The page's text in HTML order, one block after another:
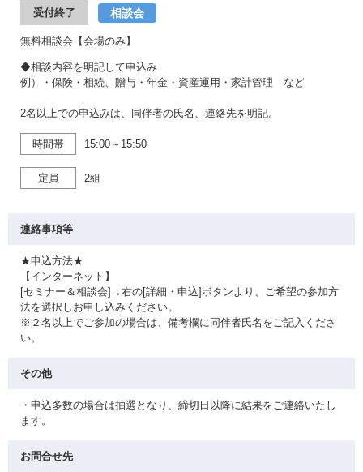
受付終了 相談会
無料相談会【会場のみ】
◆相談内容を明記して申込み
例）・保険・相続、贈与・年金・資産運用・家計管理 など
2名以上での申込みは、同伴者の氏名、連絡先を明記。
時間帯 15:00～15:50
定員 2組
連絡事項等
★申込方法★
【インターネット】
[セミナー＆相談会]→右の[詳細・申込]ボタンより、ご希望の参加方
法を選択しお申し込みください。
※２名以上でご参加の場合は、備考欄に同伴者氏名をご記入くださ
い。
その他
・申込多数の場合は抽選となり、締切日以降に結果をご連絡いたし
ます。
お問合せ先